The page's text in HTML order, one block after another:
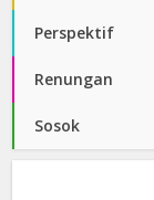
Perspektif
Renungan
Sosok